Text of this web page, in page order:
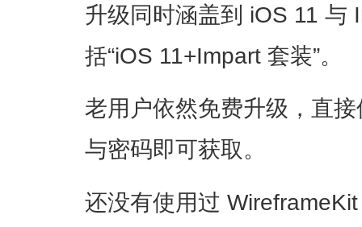
升级同时涵盖到 iOS 11 与
括“iOS 11+Impart 套装”。
老用户依然免费升级，直
与密码即可获取。
还没有使用过